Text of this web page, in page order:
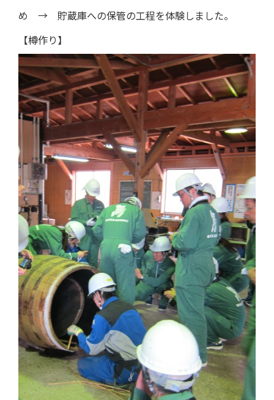
め → 貯蔵庫への保管の工程を体験しました。
【樽作り】